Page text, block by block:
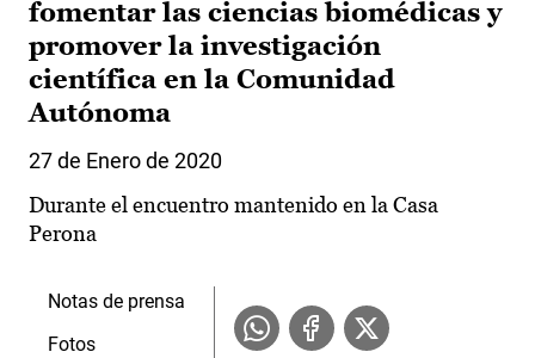
fomentar las ciencias biomédicas y
promover la investigación
científica en la Comunidad
Autónoma
27 de Enero de 2020
Durante el encuentro mantenido en la Casa
Perona
Notas de prensa
Fotos